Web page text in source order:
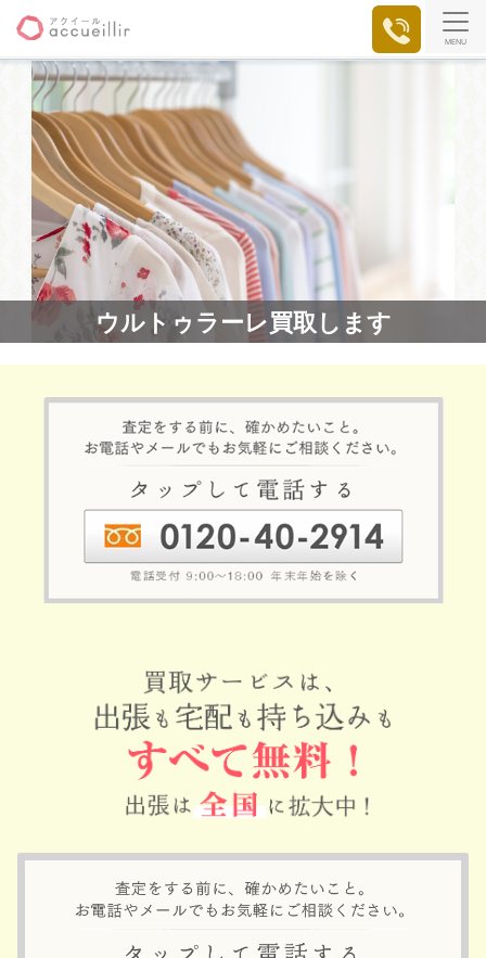
MENU
ウルトゥラーレ買取します